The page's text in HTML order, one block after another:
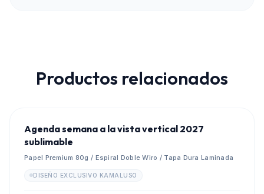
Productos relacionados
💎 PREVENTA MAYORISTA 2027
Agenda semana a la vista vertical 2027
sublimable
Papel Premium 80g / Espiral Doble Wiro / Tapa Dura Laminada
DISEÑO EXCLUSIVO KAMALUSO